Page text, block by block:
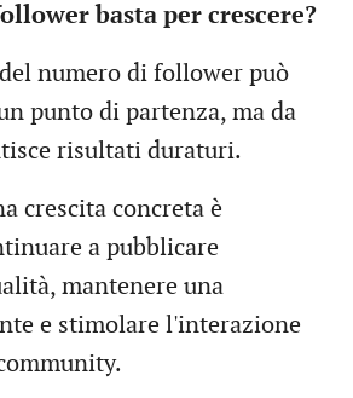
basta per crescere?
numero di follower può
punto di partenza, ma da
risultati duraturi.
crescita concreta è
a pubblicare
mantenere una
e stimolare l'interazione